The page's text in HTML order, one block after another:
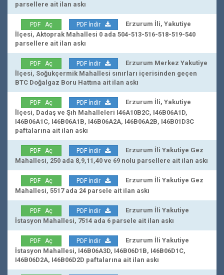
parsellere ait ilan askı
PDF Aç PDF İndir
Erzurum İli, Yakutiye
İlçesi, Aktoprak Mahallesi 0 ada 504-513-516-518-519-540
parsellere ait ilan askı
PDF Aç PDF İndir
Erzurum Merkez Yakutiye
İlçesi, Soğukçermik Mahallesi sınırları içerisinden geçen
BTC Doğalgaz Boru Hattına ait ilan askı
PDF Aç PDF İndir
Erzurum İli, Yakutiye
İlçesi, Dadaş ve Şıh Mahalleleri I46A10B2C, I46B06A1D,
I46B06A1C, I46B06A1B, I46B06A2A, I46B06A2B, I46B01D3C
paftalarına ait ilan askı
PDF Aç PDF İndir
Erzurum İli Yakutiye Gez
Mahallesi, 250 ada 8,9,11,40 ve 69 nolu parsellere ait ilan askı
PDF Aç PDF İndir
Erzurum İli Yakutiye Gez
Mahallesi, 5517 ada 24 parsele ait ilan askı
PDF Aç PDF İndir
Erzurum İli Yakutiye
İstasyon Mahallesi, 7514 ada 6 parsele ait ilan askı
PDF Aç PDF İndir
Erzurum İli Yakutiye
İstasyon Mahallesi, I46B06A3D, I46B06D1B, I46B06D1C,
I46B06D2A, I46B06D2D paftalarına ait ilan askı